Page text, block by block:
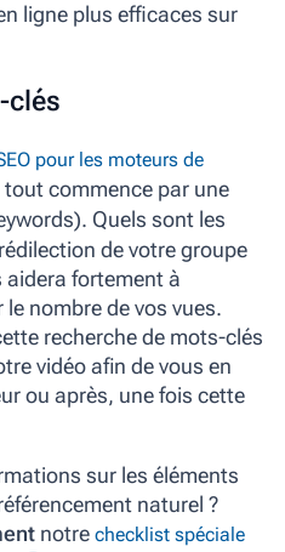
ligne plus efficaces sur
clés
pour les moteurs de
commence par une
Quels sont les
de votre groupe
aidera fortement à
nombre de vos vues.
recherche de mots-clés
vidéo afin de vous en
ou après, une fois cette
sur les éléments
naturel ?
notre checklist spéciale